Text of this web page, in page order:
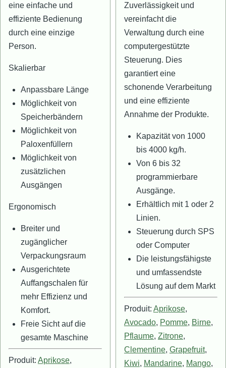
eine einfache und
effiziente Bedienung
durch eine einzige
Person.
Skalierbar
Anpassbare Länge
Möglichkeit von
Speicherbändern
Möglichkeit von
Paloxenfüllern
Möglichkeit von
zusätzlichen
Ausgängen
Ergonomisch
Breiter und
zugänglicher
Verpackungsraum
Ausgerichtete
Auffangschalen für
mehr Effizienz und
Komfort.
Freie Sicht auf die
gesamte Maschine
Produit: Aprikose,
Zuverlässigkeit und
vereinfacht die
Verwaltung durch eine
computergestützte
Steuerung. Dies
garantiert eine
schonende Verarbeitung
und eine effiziente
Annahme der Produkte.
Kapazität von 1000
bis 4000 kg/h.
Von 6 bis 32
programmierbare
Ausgänge.
Erhältlich mit 1 oder 2
Linien.
Steuerung durch SPS
oder Computer
Die leistungsfähigste
und umfassendste
Lösung auf dem Markt
Produit: Aprikose,
Avocado, Pomme, Birne,
Pflaume, Zitrone,
Clementine, Grapefruit,
Kiwi, Mandarine, Mango,